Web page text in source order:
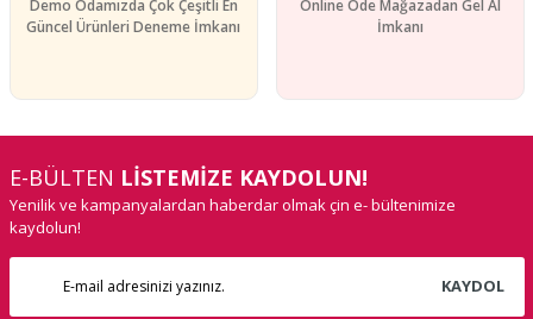
Demo Odamızda Çok Çeşitli En
Güncel Ürünleri Deneme İmkanı
Online Öde Mağazadan Gel Al
İmkanı
E-BÜLTEN LİSTEMİZE KAYDOLUN!
Yenilik ve kampanyalardan haberdar olmak çin e- bültenimize
kaydolun!
KAYDOL